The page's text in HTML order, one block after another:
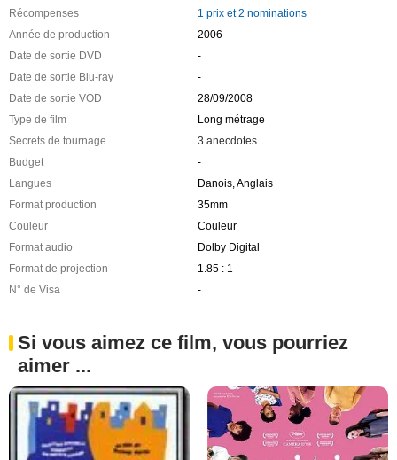
Récompenses
1 prix et 2 nominations
Année de production
2006
Date de sortie DVD
-
Date de sortie Blu-ray
-
Date de sortie VOD
28/09/2008
Type de film
Long métrage
Secrets de tournage
3 anecdotes
Budget
-
Langues
Danois, Anglais
Format production
35mm
Couleur
Couleur
Format audio
Dolby Digital
Format de projection
1.85 : 1
N° de Visa
-
Si vous aimez ce film, vous pourriez
aimer ...